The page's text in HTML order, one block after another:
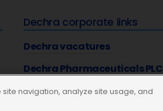
Dechra corporate links
Dechra vacatures
Dechra Pharmaceuticals PLC
navigation, analyze site usage, and